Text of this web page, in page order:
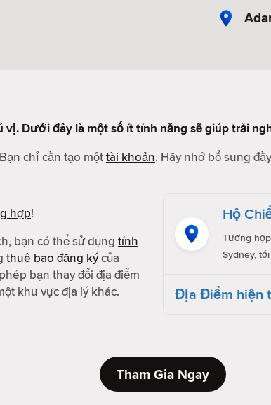
vị. Dưới đây là một số ít tính năng sẽ giúp trải
chỉ cần tạo mộttài khoản. Hãy nhớ bổ sung
hợp!
bạn có thể sử dụng tính
thuê bao đăng kýcủa
bạn thay đổi địa điểm
khu vực địa lý khác.
Hộ
Tương
Sydney,
Địa Điểm hiện
Tham Gia Ngay